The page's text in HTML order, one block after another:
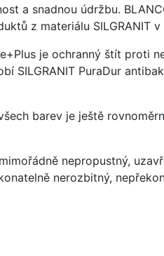
a snadnou údržbu.
z materiálu SILGRANIT
je ochranný štít proti
SILGRANIT PuraDur
barev je ještě
nepropustný,
nerozbitný,